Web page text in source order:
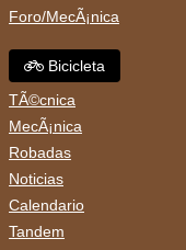
Foro/MecÃ¡nica
Bicicleta
TÃ©cnica
MecÃ¡nica
Robadas
Noticias
Calendario
Tandem